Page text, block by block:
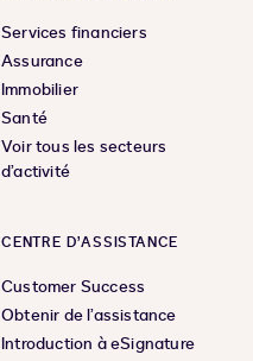
Services financiers
Assurance
Immobilier
Santé
Voir tous les secteurs
d’activité
CENTRE D’ASSISTANCE
Customer Success
Obtenir de l’assistance
Introduction à eSignature